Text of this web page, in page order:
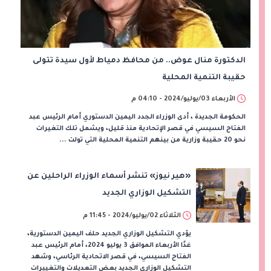
الدكتورة منال عوض.. من محافظ دمياط لأول سيدة تتولى
حقيبة التنمية المحلية
الأربعاء 03/يوليو/2024 - 04:10 م
الحكومة الجديدة ، أدى الوزراء الجدد اليمين الدستوري أمام الرئيس عبد
الفتاح السيسي في قصر الإتحادية منذ قليل، ويشمل تلك التغيرات
نحو 20 حقيبة وزارية من بينهم التنمية المحلية التي تولت ...
«هير نيوز» تنشر أسماء الوزراء الراحلين عن
التشكيل الوزاري الجديد
الثلاثاء 02/يوليو/2024 - 11:45 م
يؤدي التشكيل الوزاري الجديد حلف اليمين الدستورية،
غدًا الأربعاء الموافق 3 يوليو 2024، أمام الرئيس عبد
الفتاح السيسي، في قصر الاتحادية الرئاسي، وشهد
التشكيل الوزاري الجديد بعض التعديلات والتغييرات